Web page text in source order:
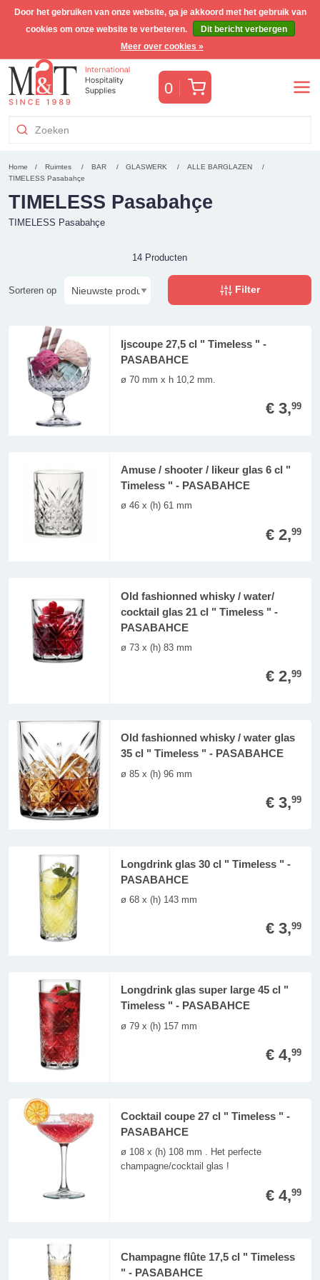
Gratis Benelux verzending voor orders >€255(incl. BTW)
0 Winkelwagen
Home Ruimtes BAR GLASWERK
ALLE BARGLAZEN
TIMELESS Pasabahçe
TIMELESS Pasabahçe
TIMELESS Pasabahçe
14 Producten
Sorteren op Filter
Ijscoupe 27,5 cl " Timeless " -
PASABAHCE
ø 70 mm x h 10,2 mm.
€ 3,99
Amuse / shooter / likeur glas 6 cl "
Timeless " - PASABAHCE
ø 46 x (h) 61 mm
€ 2,99
Old fashionned whisky / water/
cocktail glas 21 cl " Timeless " -
PASABAHCE
ø 73 x (h) 83 mm
€ 2,99
Old fashionned whisky / water glas
35 cl " Timeless " - PASABAHCE
ø 85 x (h) 96 mm
€ 3,99
Longdrink glas 30 cl " Timeless " -
PASABAHCE
ø 68 x (h) 143 mm
€ 3,99
Longdrink glas super large 45 cl "
Timeless " - PASABAHCE
ø 79 x (h) 157 mm
€ 4,99
Cocktail coupe 27 cl " Timeless " -
PASABAHCE
ø 108 x (h) 108 mm . Het perfecte
champagne/cocktail glas !
€ 4,99
Champagne flûte 17,5 cl " Timeless
" - PASABAHCE
Door het gebruiken van onze website, ga je akkoord met het gebruik van
cookies om onze website te verbeteren.
Dit bericht verbergen
Meer over cookies »